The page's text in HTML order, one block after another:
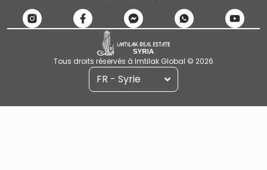
Tous droits réservés à Imtilak Global © 2026
FR - Syrie